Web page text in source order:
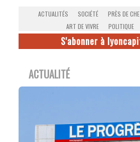
ACTUALITÉS SOCIÉTÉ PRÈS DE
ART DE VIVRE
POLITIQUE
S'abonner à
ACTUALITÉ